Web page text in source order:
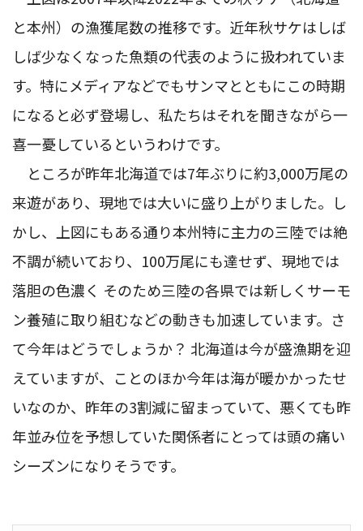
と本州）の漁獲尾数の推移です。近年秋サケはしば
しば少なくなった魚類の代表のように扱われていま
す。特にメディアなどでもサンマとともにこの時期
になると必ず登場し、私たちはそれを聞きながら一
喜一憂しているというわけです。
ところが昨年北海道では7年ぶりに約3,000万尾の
来遊があり、現地では大いに盛り上がりました。し
かし、上図にもある通り本州特に主力の三陸では絶
不調が続いており、100万尾にも達せず、現地では
落胆の色濃く そのため三陸の各県では新しくサーモ
ン養殖に取り組むなどの動きも加速しています。さ
て今年はどうでしょうか？ 北海道は今が盛漁期を迎
えていますが、ことのほか今年は海が暖かかったせ
いなのか、昨年の3割減に留まっていて、悪くても昨
年並み位を予想していた関係者にとっては頭の痛い
シーズンになりそうです。